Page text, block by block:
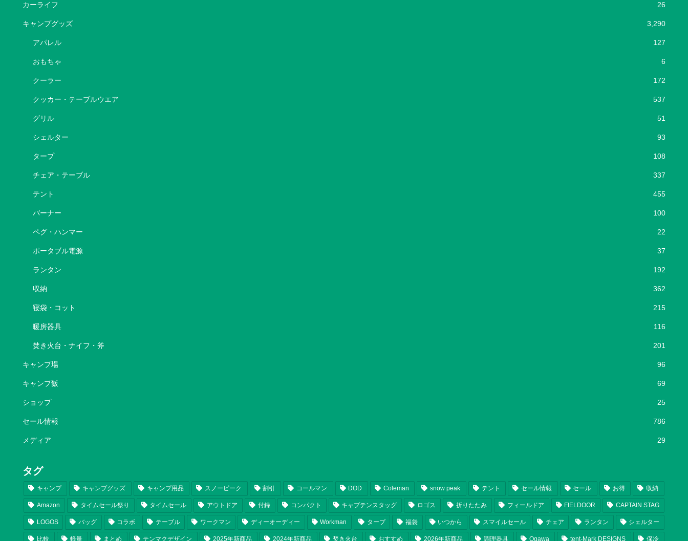
カーライフ 26
キャンプグッズ 3,290
アパレル 127
おもちゃ 6
クーラー 172
クッカー・テーブルウエア 537
グリル 51
シェルター 93
タープ 108
チェア・テーブル 337
テント 455
バーナー 100
ペグ・ハンマー 22
ポータブル電源 37
ランタン 192
収納 362
寝袋・コット 215
暖房器具 116
焚き火台・ナイフ・斧 201
キャンプ場 96
キャンプ飯 69
ショップ 25
セール情報 786
メディア 29
タグ
キャンプ キャンプグッズ キャンプ用品 スノーピーク 割引 コールマン DOD Coleman snow peak テント セール情報 セール お得 収納
Amazon タイムセール祭り タイムセール アウトドア 付録 コンパクト キャプテンスタッグ ロゴス 折りたたみ フィールドア FIELDOOR CAPTAIN STAG
LOGOS バッグ コラボ テーブル ワークマン ディーオーディー Workman タープ 福袋 いつから スマイルセール チェア ランタン シェルター
比較 軽量 まとめ テンマクデザイン 2025年新商品 2024年新商品 焚き火台 おすすめ 2026年新商品 調理器具 Ogawa tent-Mark DESIGNS 保冷